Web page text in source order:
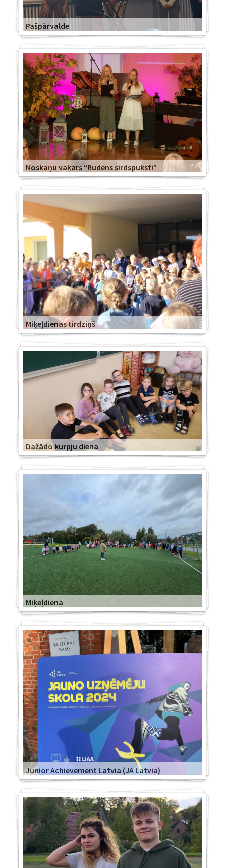
Pašpārvalde
Noskaņu vakars “Rudens sirdspuksti”
Miķeļdienas tirdziņš
Dažādo kurpju diena
Miķeļdiena
Junior Achievement Latvia (JA Latvia)